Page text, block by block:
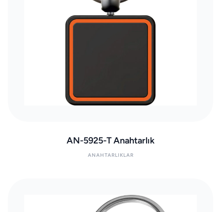
AN-5925-T Anahtarlık
ANAHTARLIKLAR